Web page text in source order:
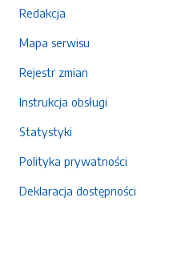
Redakcja
Mapa serwisu
Rejestr zmian
Instrukcja obsługi
Statystyki
Polityka prywatności
Deklaracja dostępności